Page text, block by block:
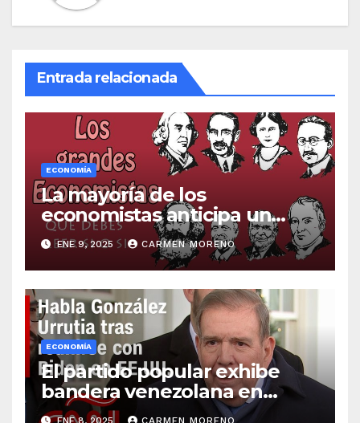
Entrada relacionada
ECONOMÍA
La mayoría de los
economistas anticipa un
deterioro económico en los
meses venideros
ENE 9, 2025 CARMEN MORENO
ECONOMÍA
El partido popular exhibe
bandera venezolana en
respaldo a González Urrutia
ENE 8, 2025 CARMEN MORENO